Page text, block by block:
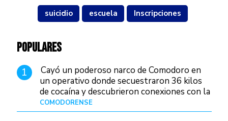
suicidio escuela Inscripciones
POPULARES
1
Cayó un poderoso narco de Comodoro en
un operativo donde secuestraron 36 kilos
de cocaína y descubrieron conexiones con la
Patagonia
COMODORENSE